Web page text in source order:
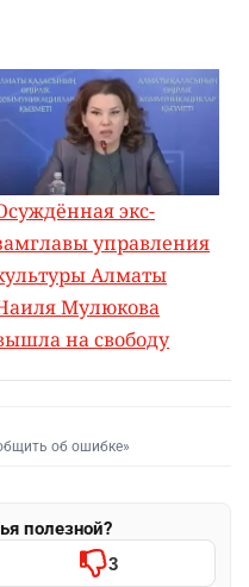
экс-
управления
Алматы
Мулюкова
на свободу
об ошибке»
полезной?
3